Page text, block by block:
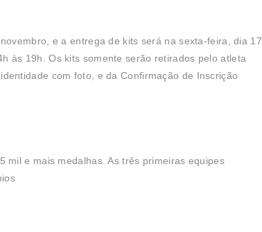
e a entrega de kits será na sexta-feira, dia 17
às 19h. Os kits somente serão retirados pelo atleta
com foto, e da Confirmação de Inscrição
mil e mais medalhas. As três primeiras equipes